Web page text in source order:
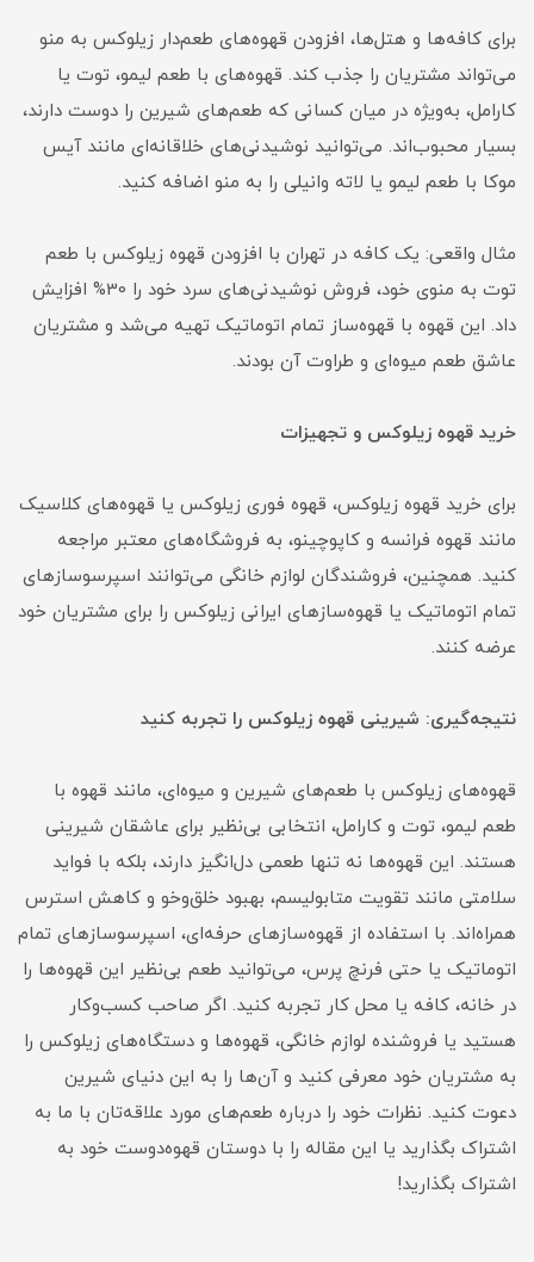
برای کافه‌ها و هتل‌ها، افزودن قهوه‌های طعم‌دار زیلوکس به منو
می‌تواند مشتریان را جذب کند. قهوه‌های با طعم لیمو، توت یا
کارامل، به‌ویژه در میان کسانی که طعم‌های شیرین را دوست دارند،
بسیار محبوب‌اند. می‌توانید نوشیدنی‌های خلاقانه‌ای مانند آیس
موکا با طعم لیمو یا لاته وانیلی را به منو اضافه کنید.
مثال واقعی: یک کافه در تهران با افزودن قهوه زیلوکس با طعم
توت به منوی خود، فروش نوشیدنی‌های سرد خود را 30% افزایش
داد. این قهوه با قهوه‌ساز تمام اتوماتیک تهیه می‌شد و مشتریان
عاشق طعم میوه‌ای و طراوت آن بودند.
خرید قهوه زیلوکس و تجهیزات
برای خرید قهوه زیلوکس، قهوه فوری زیلوکس یا قهوه‌های کلاسیک
مانند قهوه فرانسه و کاپوچینو، به فروشگاه‌های معتبر مراجعه
کنید. همچنین، فروشندگان لوازم خانگی می‌توانند اسپرسوسازهای
تمام اتوماتیک یا قهوه‌سازهای ایرانی زیلوکس را برای مشتریان خود
عرضه کنند.
نتیجه‌گیری: شیرینی قهوه زیلوکس را تجربه کنید
قهوه‌های زیلوکس با طعم‌های شیرین و میوه‌ای، مانند قهوه با
طعم لیمو، توت و کارامل، انتخابی بی‌نظیر برای عاشقان شیرینی
هستند. این قهوه‌ها نه تنها طعمی دل‌انگیز دارند، بلکه با فواید
سلامتی مانند تقویت متابولیسم، بهبود خلق‌وخو و کاهش استرس
همراه‌اند. با استفاده از قهوه‌سازهای حرفه‌ای، اسپرسوسازهای تمام
اتوماتیک یا حتی فرنچ پرس، می‌توانید طعم بی‌نظیر این قهوه‌ها را
در خانه، کافه یا محل کار تجربه کنید. اگر صاحب کسب‌وکار
هستید یا فروشنده لوازم خانگی، قهوه‌ها و دستگاه‌های زیلوکس را
به مشتریان خود معرفی کنید و آن‌ها را به این دنیای شیرین
دعوت کنید. نظرات خود را درباره طعم‌های مورد علاقه‌تان با ما به
اشتراک بگذارید یا این مقاله را با دوستان قهوه‌دوست خود به
اشتراک بگذارید!